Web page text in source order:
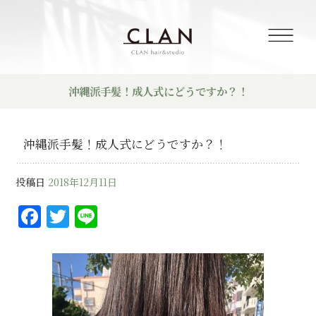
沖縄派手髪！成人式にどうですか？！
沖縄派手髪！成人式にどうですか？！
投稿日 2018年12月11日
F
a
c
e
b
T
w
it
te
r
e